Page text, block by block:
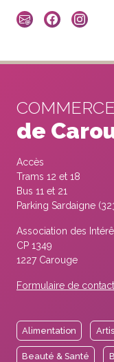
de
Accès
Trams 12 et 18
Bus 11 et 21
Parking Sardaigne
Association des
CP 1349
1227 Carouge
Formulaire de contact
Alimentation
Beauté & Santé